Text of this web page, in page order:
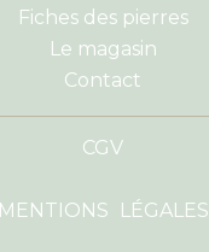
Fiches des pierres
Le magasin
Contact
CGV
MENTIONS LÉGALES